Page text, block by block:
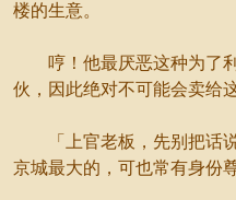
楼的生意。
哼！他最厌恶这种为了利
伙，因此绝对不可能会卖给
「上官老板，先别把话说
京城最大的，可也常有身份